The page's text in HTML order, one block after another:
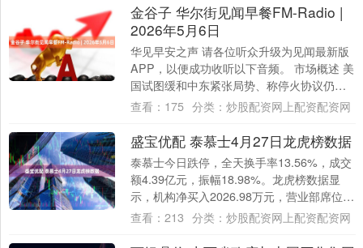
金谷子 华尔街见闻早餐FM-Radio |
2026年5月6日
华见早安之声 请各位听众升级为见闻最新版
APP，以便成功收听以下音频。 市场概述 美
国试图缓和中东紧张局势、称停火协议仍有
效，美股反弹，芯片股力挺标普和纳指齐
查看： 175 分类： 炒股配资网上配资配资网
盛宝优配 泰慕士4月27日龙虎榜数据
泰慕士今日跌停，全天换手率13.56%，成交
额4.39亿元，振幅18.98%。龙虎榜数据显
示，机构净买入2026.98万元，营业部席位合
计净卖出8098.63万....
查看： 213 分类： 炒股配资网上配资配资网